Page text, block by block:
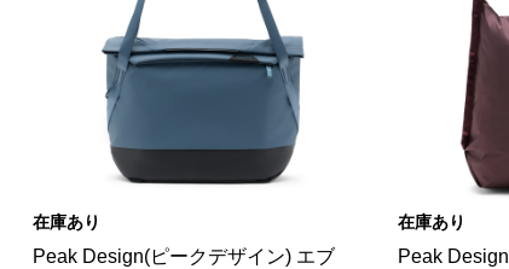
在庫あり
Peak Design(ピークデザイン) エブ
在庫あり
Peak